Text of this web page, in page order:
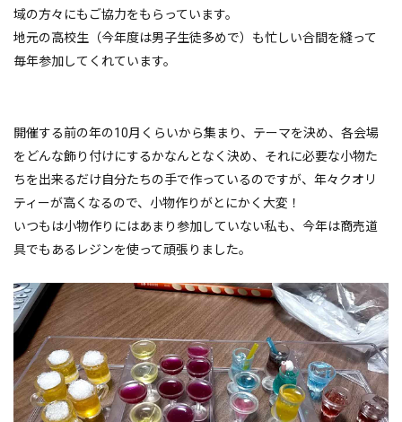
域の方々にもご協力をもらっています。
地元の高校生（今年度は男子生徒多めで）も忙しい合間を縫って
毎年参加してくれています。
開催する前の年の10月くらいから集まり、テーマを決め、各会場
をどんな飾り付けにするかなんとなく決め、それに必要な小物た
ちを出来るだけ自分たちの手で作っているのですが、年々クオリ
ティーが高くなるので、小物作りがとにかく大変！
いつもは小物作りにはあまり参加していない私も、今年は商売道
具でもあるレジンを使って頑張りました。